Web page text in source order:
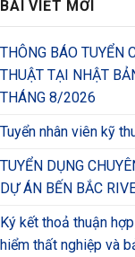
BÀI VIẾT MỚI
THÔNG BÁO TUYỂN
THUẬT TẠI NHẬT
THÁNG 8/2026
Tuyển nhân viên kỹ
TUYỂN DỤNG
DỰ ÁN BẾN BẮC
Ký kết thoả thuận
hiểm thất nghiệp và